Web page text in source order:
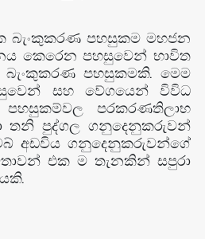
බැංකුකරණ පහසුකම මහජන
කෙරෙන පහසුවෙන් භාවිත
පහසුකමකි. මෙම
සහ වේගයෙන් විවිධ
පහසුකම්වල පරකරණතිලාභ
තනි පුද්ගල ගනුදෙනුකරුවන්
අඩවිය ගනුදෙනුකරුවන්ගේ
එක ම තැනකින් සපුරා